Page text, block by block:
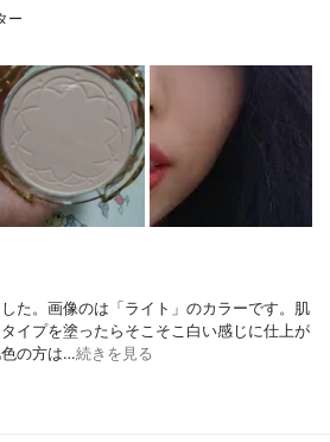
ー
た。画像のは「ライト」のカラーです。肌
イプを塗ったらそこそこ白い感じに仕上が
色の方は…続きを見る